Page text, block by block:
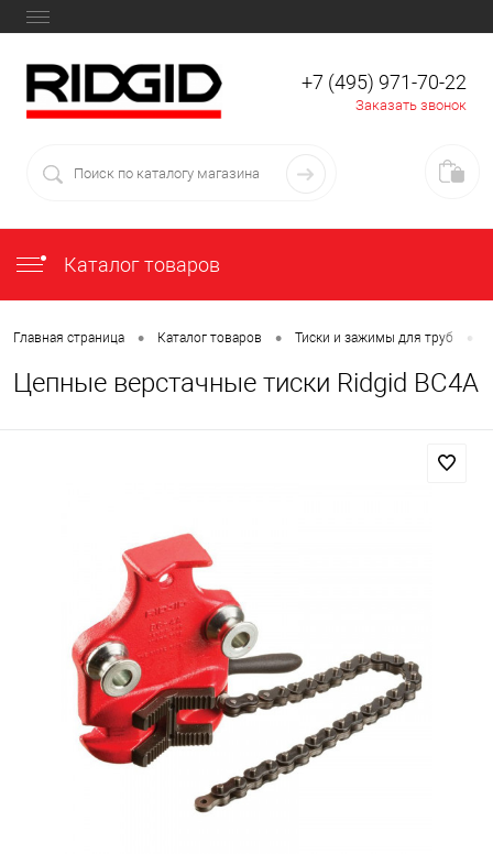
+7 (495) 971-70-22
Заказать звонок
Каталог товаров
Главная страница • Каталог товаров • Тиски и зажимы для труб •
Цепные верстачные тиски Ridgid BC4A